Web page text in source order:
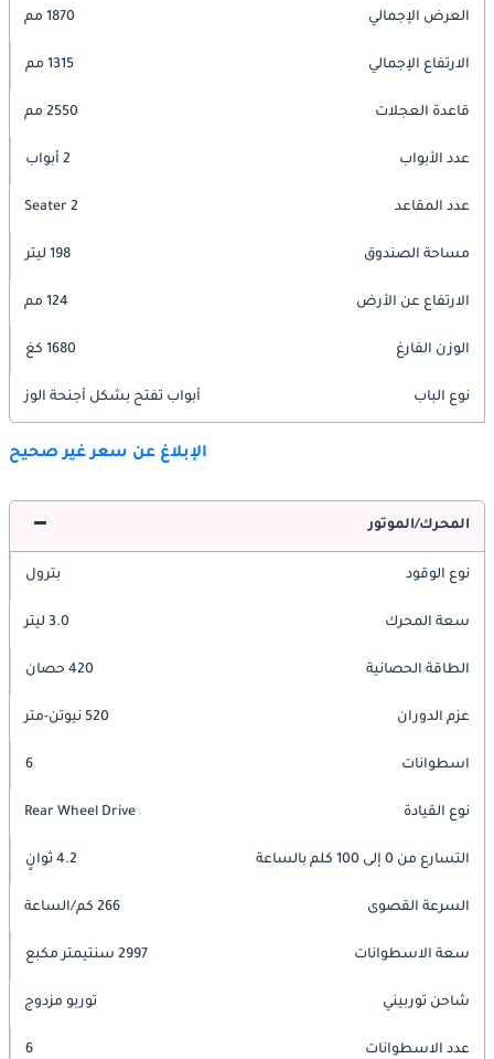
العرض الإجمالي 1870 مم
الارتفاع الإجمالي 1315 مم
قاعدة العجلات 2550 مم
عدد الأبواب 2 أبواب
عدد المقاعد 2 Seater
مساحة الصندوق 198 ليتر
الارتفاع عن الأرض 124 مم
الوزن الفارغ 1680 كغ
نوع الباب أبواب تفتح بشكل أجنحة الوز
الإبلاغ عن سعر غير صحيح
المحرك/الموتور
نوع الوقود بترول
سعة المحرك 3.0 ليتر
الطاقة الحصانية 420 حصان
عزم الدوران 520 نيوتن-متر
اسطوانات 6
نوع القيادة Rear Wheel Drive
التسارع من 0 إلى 100 كلم بالساعة 4.2 ثوانٍ
السرعة القصوى 266 كم/الساعة
سعة الاسطوانات 2997 سنتيمتر مكبع
شاحن توربيني توربو مزدوج
عدد الاسطوانات 6